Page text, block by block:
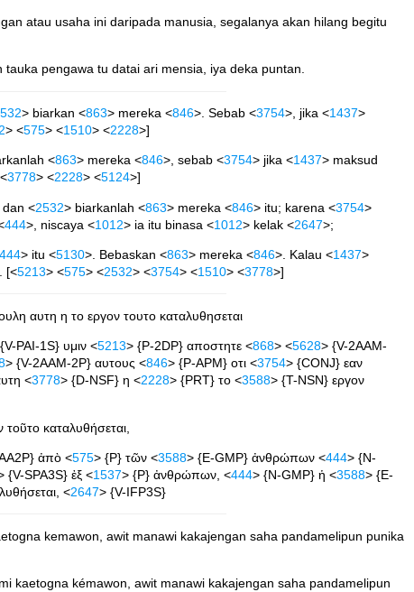
atau usaha ini daripada manusia, segalanya akan hilang begitu
pengawa tu datai ari mensia, iya deka puntan.
> biarkan <863> mereka <846>. Sebab <3754>, jika <1437>
> <575> <1510> <2228>]
<863> mereka <846>, sebab <3754> jika <1437> maksud
3778> <2228> <5124>]
dan <2532> biarkanlah <863> mereka <846> itu; karena <3754>
444>, niscaya <1012> ia itu binasa <1012> kelak <2647>;
444> itu <5130>. Bebaskan <863> mereka <846>. Kalau <1437>
[<5213> <575> <2532> <3754> <1510> <3778>]
αυτη η το εργον τουτο καταλυθησεται
PAI-1S} υμιν <5213> {P-2DP} αποστητε <868> <5628> {V-2AAM-
> {V-2AAM-2P} αυτους <846> {P-APM} οτι <3754> {CONJ} εαν
<3778> {D-NSF} η <2228> {PRT} το <3588> {T-NSN} εργον
καταλυθήσεται,
ἀπὸ <575> {P} τῶν <3588> {E-GMP} ἀνθρώπων <444> {N-
{V-SPA3S} ἐξ <1537> {P} ἀνθρώπων, <444> {N-GMP} ἡ <3588> {E-
<2647> {V-IFP3S}
kemawon, awit manawi kakajengan saha pandamelipun punika
kaetogna kémawon, awit manawi kakajengan saha pandamelipun